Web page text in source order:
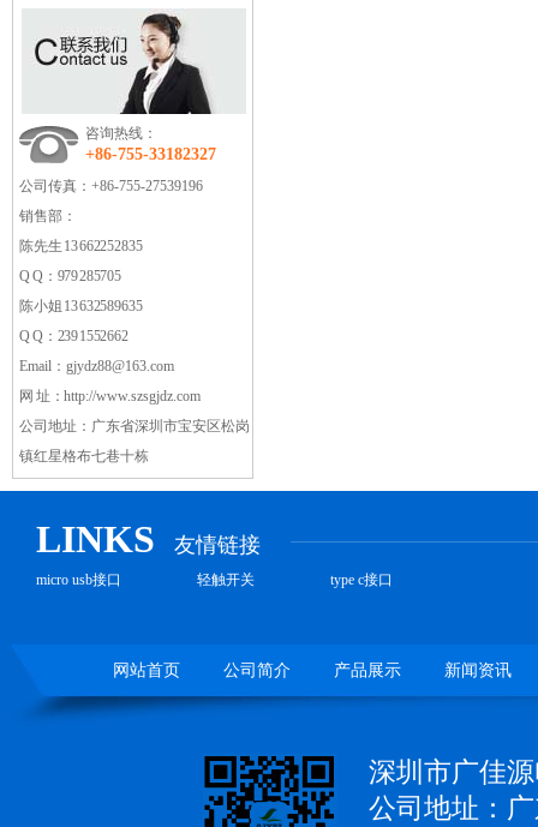
咨询热线：
+86-755-33182327
公司传真： +86-755-27539196
销售部：
陈先生 13662252835
Q Q：979285705
陈小姐 13632589635
Q Q：2391552662
Email：gjydz88@163.com
网 址：http://www.szsgjdz.com
公司地址： 广东省深圳市宝安区松岗
镇红星格布七巷十栋
LINKS 友情链接
micro usb接口 轻触开关 type c接口
网站首页 公司简介 产品展示 新闻资讯
深圳市广佳
公司地址：